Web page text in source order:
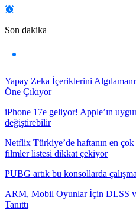
Son dakika
Yapay Zeka İçeriklerini
Öne Çıkıyor
iPhone 17e geliyor! Apple’ın
değiştirebilir
Netflix Türkiye’de haftanın en
filmler listesi dikkat çekiyor
PUBG artık bu konsollarda
ARM, Mobil Oyunlar İçin DLSS
Tanıttı